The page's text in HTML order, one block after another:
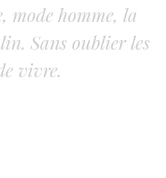
mode homme, la
Sans oublier les
vivre.